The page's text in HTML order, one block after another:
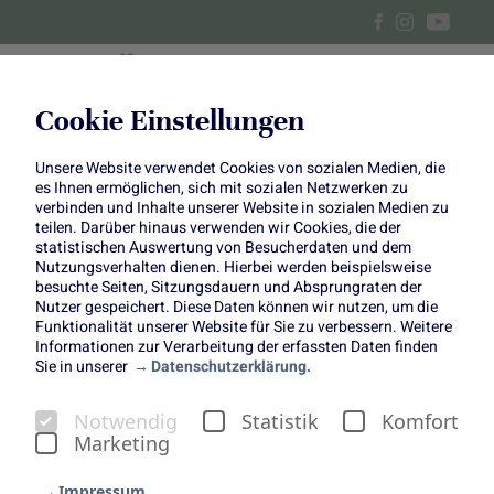
Cookie Einstellungen
Unsere Website verwendet Cookies von sozialen Medien, die
es Ihnen ermöglichen, sich mit sozialen Netzwerken zu
verbinden und Inhalte unserer Website in sozialen Medien zu
teilen. Darüber hinaus verwenden wir Cookies, die der
statistischen Auswertung von Besucherdaten und dem
Nutzungsverhalten dienen. Hierbei werden beispielsweise
besuchte Seiten, Sitzungsdauern und Absprungraten der
Nutzer gespeichert. Diese Daten können wir nutzen, um die
Funktionalität unserer Website für Sie zu verbessern. Weitere
Informationen zur Verarbeitung der erfassten Daten finden
Sie in unserer
Datenschutzerklärung.
Notwendig Statistik
Komfort
Marketing
DIY: Bepflanztes Glas als Last-
Minute-Geschenk
Amaryllis
Wer kennt es nicht: In der Advents- und Weihnachtszeit